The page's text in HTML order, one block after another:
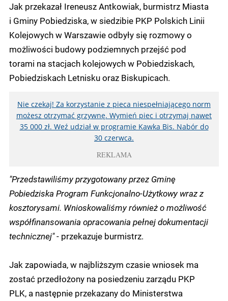
Jak przekazał Ireneusz Antkowiak, burmistrz Miasta
i Gminy Pobiedziska, w siedzibie PKP Polskich Linii
Kolejowych w Warszawie odbyły się rozmowy o
możliwości budowy podziemnych przejść pod
torami na stacjach kolejowych w Pobiedziskach,
Pobiedziskach Letnisku oraz Biskupicach.
Nie czekaj! Za korzystanie z pieca niespełniającego norm
możesz otrzymać grzywnę. Wymień piec i otrzymaj nawet
35 000 zł. Weź udział w programie Kawka Bis. Nabór do
30 czerwca.
REKLAMA
"Przedstawiliśmy przygotowany przez Gminę
Pobiedziska Program Funkcjonalno-Użytkowy wraz z
kosztorysami. Wnioskowaliśmy również o możliwość
współfinansowania opracowania pełnej dokumentacji
technicznej"- przekazuje burmistrz.
Jak zapowiada, w najbliższym czasie wniosek ma
zostać przedłożony na posiedzeniu zarządu PKP
PLK, a następnie przekazany do Ministerstwa